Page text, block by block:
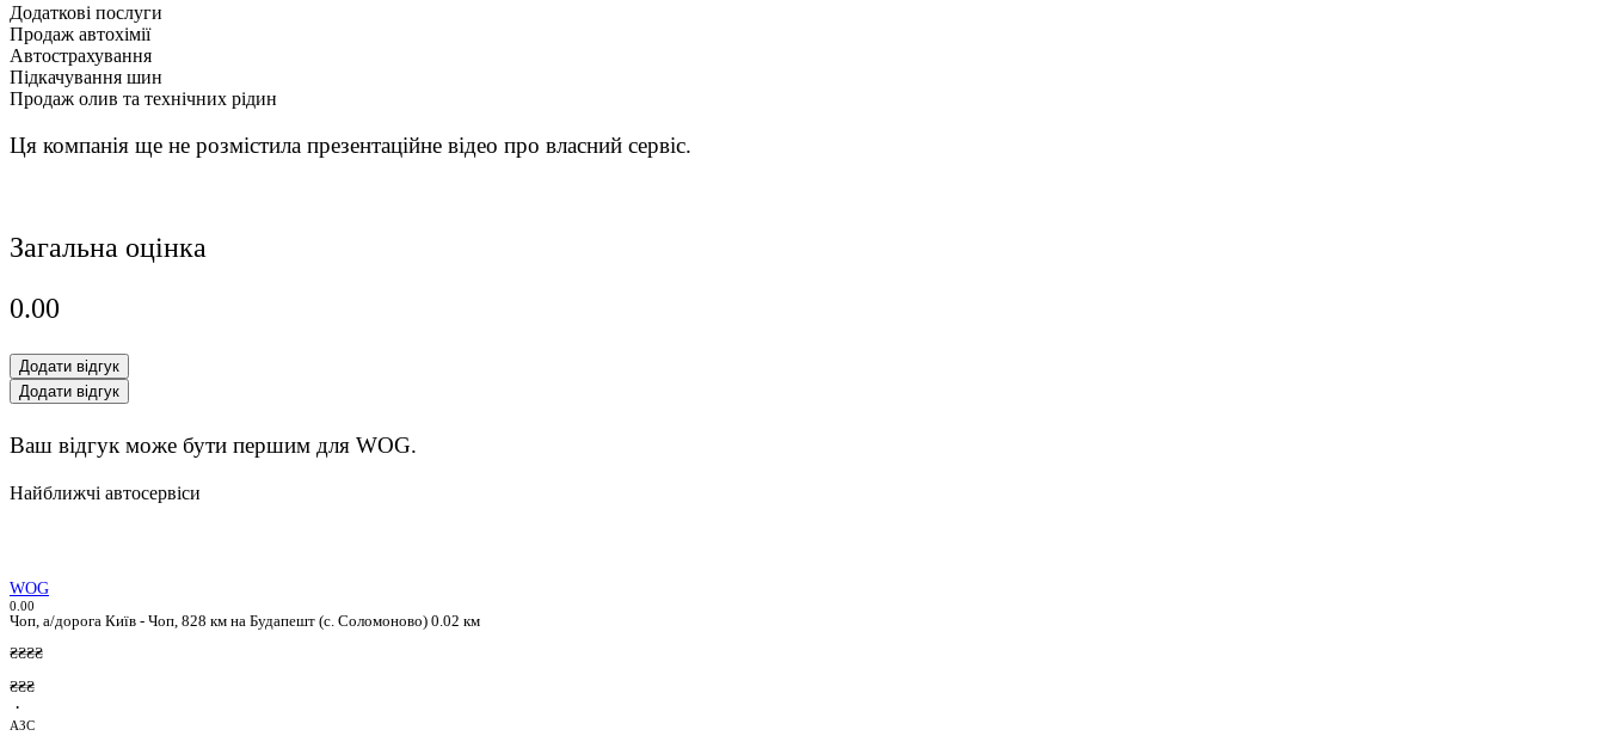
Додаткові послуги
Продаж автохімії
Автострахування
Підкачування шин
Продаж олив та технічних рідин
Ця компанія ще не розмістила презентаційне відео про власний сервіс.
Загальна оцінка
0.00
Додати відгук
Додати відгук
Ваш відгук може бути першим для WOG.
Найближчі автосервіси
WOG
0.00
Чоп, а/дорога Київ - Чоп, 828 км на Будапешт (с. Соломоново) 0.02 км
₴₴₴₴
₴₴₴
·
АЗС